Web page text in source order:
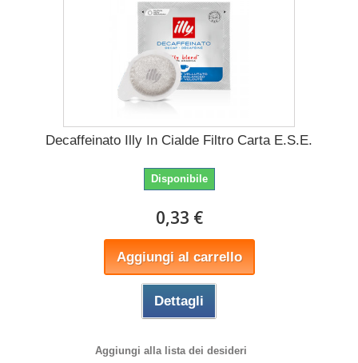
Decaffeinato Illy In Cialde Filtro Carta E.S.E.
Disponibile
0,33 €
Aggiungi al carrello
Dettagli
Aggiungi alla lista dei desideri